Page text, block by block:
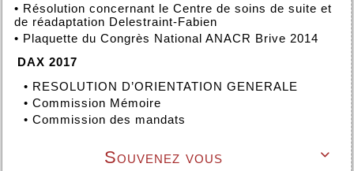
• Résolution concernant le Centre de soins de suite et
de réadaptation Delestraint-Fabien
• Plaquette du Congrès National ANACR Brive 2014
DAX 2017
• RESOLUTION D’ORIENTATION GENERALE
• Commission Mémoire
• Commission des mandats

Souvenez vous